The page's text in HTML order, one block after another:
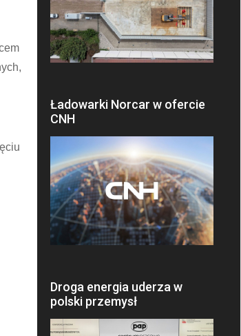
Ładowarki Norcar w ofercie
CNH
Droga energia uderza w
polski przemysł